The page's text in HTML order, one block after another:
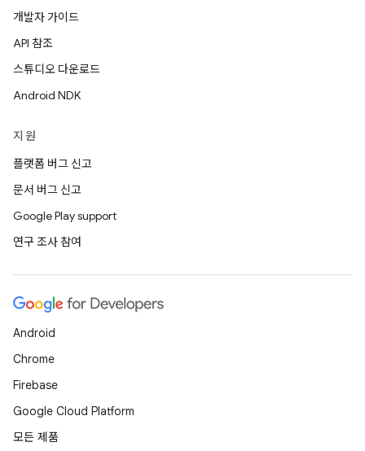
개발자 가이드
API 참조
스튜디오 다운로드
Android NDK
지원
플랫폼 버그 신고
문서 버그 신고
Google Play support
연구 조사 참여
Android
Chrome
Firebase
Google Cloud Platform
모든 제품